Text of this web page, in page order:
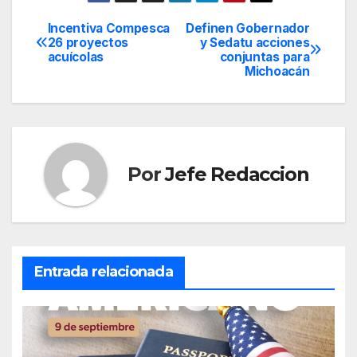
Navegación
de
entradas
Definen Gobernador
y Sedatu acciones
conjuntas para
Michoacán
Incentiva Compesca
26 proyectos
acuícolas
PorJefe Redaccion
Entrada relacionada